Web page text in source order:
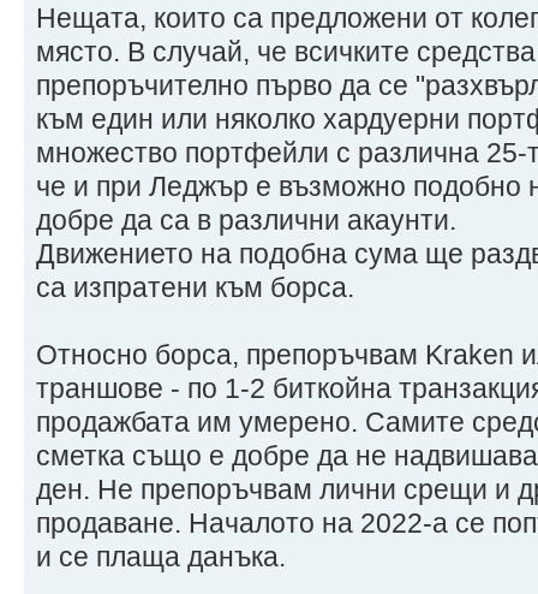
Нещата, които са предложени от
място. В случай, че всичките
препоръчително първо да се
към един или няколко хардуерни
множество портфейли с различна
че и при Леджър е възможно подобно
добре да са в различни акаунти.
Движението на подобна сума ще
са изпратени към борса.
Относно борса, препоръчвам Kraken
траншове - по 1-2 биткойна
продажбата им умерено. Самите
сметка също е добре да не
ден. Не препоръчвам лични срещи и
продаване. Началото на 2022-а се
и се плаща данъка.